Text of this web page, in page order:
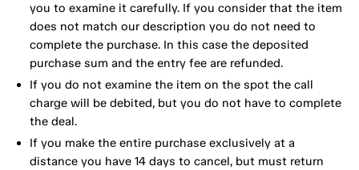
you to examine it carefully. If you consider that the item
does not match our description you do not need to
complete the purchase. In this case the deposited
purchase sum and the entry fee are refunded.
If you do not examine the item on the spot the call
charge will be debited, but you do not have to complete
the deal.
If you make the entire purchase exclusively at a
distance you have 14 days to cancel, but must return